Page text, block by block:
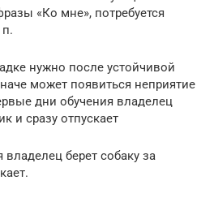
«Ко мне», потребуется
нужно после устойчивой
может появиться неприятие
дни обучения владелец
и сразу отпускает
берет собаку за